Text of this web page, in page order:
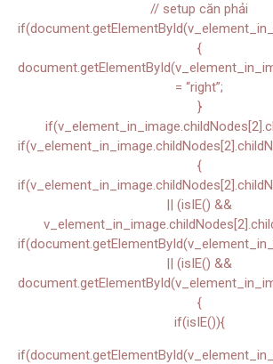
// setup căn phải
{
= “right”;
}
{
|| (isIE() &&
|| (isIE() &&
{
if(isIE()){